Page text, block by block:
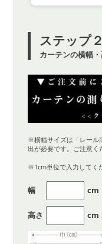
ステップ２
カーテンの横幅
※横幅サイズは「レール
出が必要です。ご注意く
※1cm単位で入力してく
幅 cm
高さ cm